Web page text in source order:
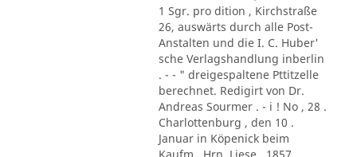
1 Sgr. pro dition , Kirchstraße
26, auswärts durch alle Post-
Anstalten und die I. C. Huber'
sche Verlagshandlung inberlin
. - - " dreigespaltene Pttitzelle
berechnet. Redigirt von Dr.
Andreas Sourmer . - i ! No , 28 .
Charlottenburg , den 10 .
Januar in Köpenick beim